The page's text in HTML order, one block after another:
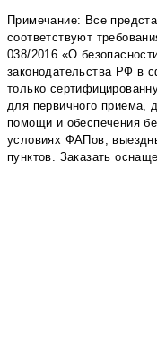
Примечание: Все
соответствуют
038/2016 «О
законодательства РФ в
только
для первичного приема,
помощи и обеспечения
условиях ФАПов,
пунктов. Заказать